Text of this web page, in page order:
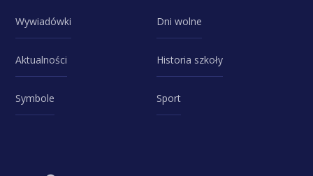
Wywiadówki Dni wolne
Aktualności Historia szkoły
Symbole Sport